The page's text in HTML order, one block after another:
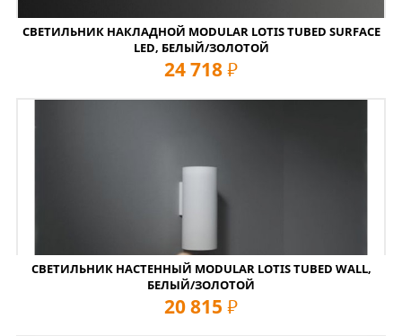
СВЕТИЛЬНИК НАКЛАДНОЙ MODULAR LOTIS TUBED SURFACE
LED, БЕЛЫЙ/ЗОЛОТОЙ
24 718 руб
СВЕТИЛЬНИК НАСТЕННЫЙ MODULAR LOTIS TUBED WALL,
БЕЛЫЙ/ЗОЛОТОЙ
20 815 руб